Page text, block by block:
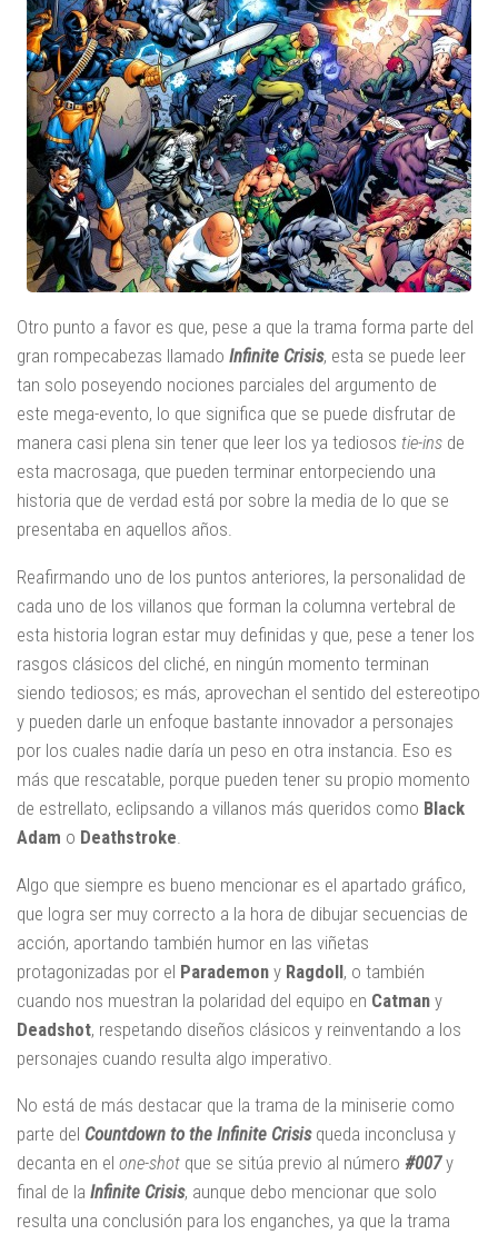
Otro punto a favor es que, pese a que la trama forma parte del
gran rompecabezas llamado Infinite Crisis, esta se puede leer
tan solo poseyendo nociones parciales del argumento de
este mega-evento, lo que significa que se puede disfrutar de
manera casi plena sin tener que leer los ya tediosos tie-ins de
esta macrosaga, que pueden terminar entorpeciendo una
historia que de verdad está por sobre la media de lo que se
presentaba en aquellos años.
Reafirmando uno de los puntos anteriores, la personalidad de
cada uno de los villanos que forman la columna vertebral de
esta historia logran estar muy definidas y que, pese a tener los
rasgos clásicos del cliché, en ningún momento terminan
siendo tediosos; es más, aprovechan el sentido del estereotipo
y pueden darle un enfoque bastante innovador a personajes
por los cuales nadie daría un peso en otra instancia. Eso es
más que rescatable, porque pueden tener su propio momento
de estrellato, eclipsando a villanos más queridos como Black
Adam o Deathstroke
Algo que siempre es bueno mencionar es el apartado gráfico,
que logra ser muy correcto a la hora de dibujar secuencias de
acción, aportando también humor en las viñetas
protagonizadas por el Parademon y Ragdoll, o también
cuando nos muestran la polaridad del equipo en Catman y
Deadshot, respetando diseños clásicos y reinventando a los
personajes cuando resulta algo imperativo.
No está de más destacar que la trama de la miniserie como
parte del Countdown to the Infinite Crisisqueda inconclusa y
decanta en el one-shot que se sitúa previo al número #007y
final de la Infinite Crisis, aunque debo mencionar que solo
resulta una conclusión para los enganches, ya que la trama